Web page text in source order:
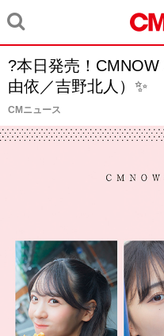
?本日発売！
由依／吉野北人）✨
CMニュース